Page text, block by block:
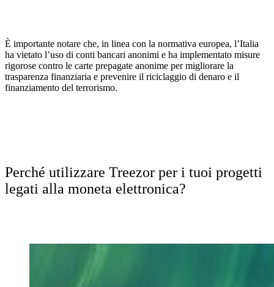
È importante notare che, in linea con la normativa europea, l’Italia
ha vietato l’uso di conti bancari anonimi e ha implementato misure
rigorose contro le carte prepagate anonime per migliorare la
trasparenza finanziaria e prevenire il riciclaggio di denaro e il
finanziamento del terrorismo.
Perché utilizzare Treezor per i tuoi progetti
legati alla moneta elettronica?